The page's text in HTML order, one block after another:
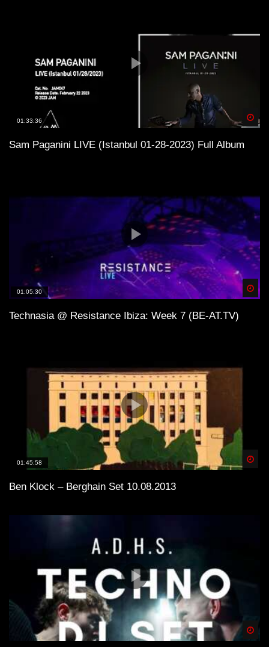
01:33:36
Sam Paganini LIVE (Istanbul 01-28-2023) Full Album
01:05:30
Technasia @ Resistance Ibiza: Week 7 (BE-AT.TV)
01:45:58
Ben Klock – Berghain Set 10.08.2013